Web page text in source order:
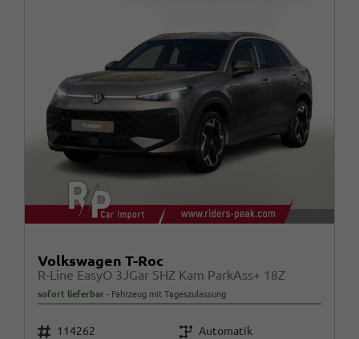
Volkswagen T-Roc
R-Line EasyO 3JGar SHZ Kam ParkAss+ 18Z
sofort lieferbar Fahrzeug mit Tageszulassung
Fahrzeugnr. 114262 Getriebe Automatik